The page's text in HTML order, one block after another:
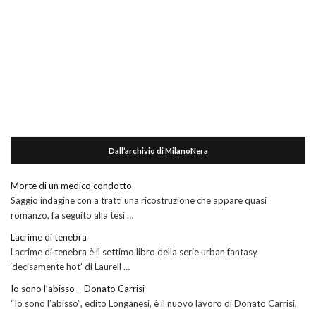
Dall’archivio di MilanoNera
Morte di un medico condotto
Saggio indagine con a tratti una ricostruzione che appare quasi
romanzo, fa seguito alla tesi …
Lacrime di tenebra
Lacrime di tenebra è il settimo libro della serie urban fantasy
‘decisamente hot’ di Laurell …
Io sono l’abisso – Donato Carrisi
“Io sono l’abisso”, edito Longanesi, è il nuovo lavoro di Donato Carrisi,